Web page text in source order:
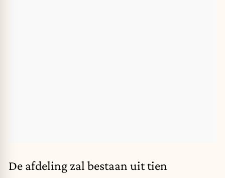
De afdeling zal bestaan uit tien